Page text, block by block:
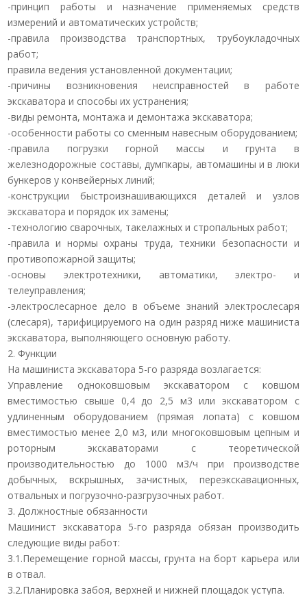
-принцип работы и назначение применяемых средств
измерений и автоматических устройств;
-правила производства транспортных, трубоукладочных
работ;
правила ведения установленной документации;
-причины возникновения неисправностей в работе
экскаватора и способы их устранения;
-виды ремонта, монтажа и демонтажа экскаватора;
-особенности работы со сменным навесным оборудованием;
-правила погрузки горной массы и грунта в
железнодорожные составы, думпкары, автомашины и в люки
бункеров у конвейерных линий;
-конструкции быстроизнашивающихся деталей и узлов
экскаватора и порядок их замены;
-технологию сварочных, такелажных и стропальных работ;
-правила и нормы охраны труда, техники безопасности и
противопожарной защиты;
-основы электротехники, автоматики, электро- и
телеуправления;
-электрослесарное дело в объеме знаний электрослесаря
(слесаря), тарифицируемого на один разряд ниже машиниста
экскаватора, выполняющего основную работу.
2. Функции
На машиниста экскаватора 5-го разряда возлагается:
Управление одноковшовым экскаватором с ковшом
вместимостью свыше 0,4 до 2,5 м3 или экскаватором с
удлиненным оборудованием (прямая лопата) с ковшом
вместимостью менее 2,0 м3, или многоковшовым цепным и
роторным экскаваторами с теоретической
производительностью до 1000 м3/ч при производстве
добычных, вскрышных, зачистных, переэкскавационных,
отвальных и погрузочно-разгрузочных работ.
3. Должностные обязанности
Машинист экскаватора 5-го разряда обязан производить
следующие виды работ:
3.1.Перемещение горной массы, грунта на борт карьера или
в отвал.
3.2.Планировка забоя, верхней и нижней площадок уступа.